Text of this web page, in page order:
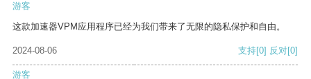
游客
这款加速器VPM应用程序已经为我们带来了无限的隐私保护和自由。
2024-08-06 支持[0] 反对[0]
游客